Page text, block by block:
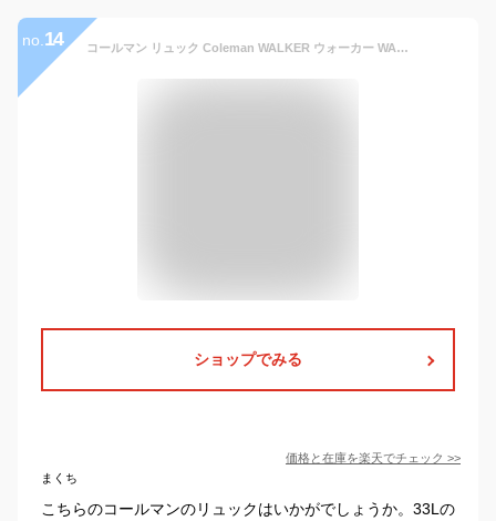
no. 14 コールマン リュック Coleman WALKER ウォーカー WALKER33 ウォーカー33 リュックサック デイパック バックパック 33L B4 普段使い タウン デイリー 通学 通勤 旅行 トレッキング アウトドア 大容量 ブランド メンズ レディース 男女兼用 撥水 鞄
ショップでみる
価格と在庫を楽天でチェック >>
まくち
こちらのコールマンのリュックはいかがでしょうか。33Lの